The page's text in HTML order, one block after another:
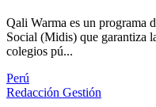
Qali Warma es un programa
Social (Midis) que garantiza
colegios pú...
Perú
Redacción Gestión